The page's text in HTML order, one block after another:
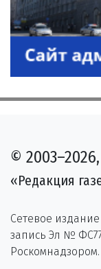
©
«Редакция
Сетевое
запись Эл №
Роскомнадзором.